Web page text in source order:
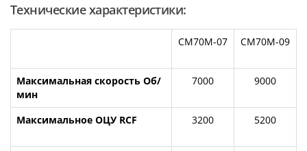
Технические характеристики:
CM70M-07 CM70M-09
Максимальная скорость Об/
мин
7000 9000
Максимальное ОЦУ RCF 3200 5200